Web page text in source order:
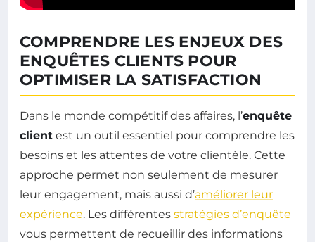
COMPRENDRE LES ENJEUX DES
ENQUÊTES CLIENTS POUR
OPTIMISER LA SATISFACTION
Dans le monde compétitif des affaires, l’enquête
client est un outil essentiel pour comprendre les
besoins et les attentes de votre clientèle. Cette
approche permet non seulement de mesurer
leur engagement, mais aussi d’améliorer leur
expérience. Les différentes stratégies d’enquête
vous permettent de recueillir des informations